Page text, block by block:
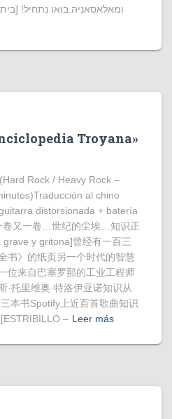
ומאלאסאניה.בואו נתחיל! [בית 1 – אירנה מונטרו, היורשת
Troyana»
Rock / Heavy Rock –
al chino
distorsionada + batería
卷又一卷…世纪的尘埃…知识正
y gritona]曾经有一百三
书》的纸页另一个时代的智慧
位来自巴塞罗那的工业工程师
·托里维奥·特洛伊亚诺知识从
本书Spotify上近百首歌曲知识
– Leer más